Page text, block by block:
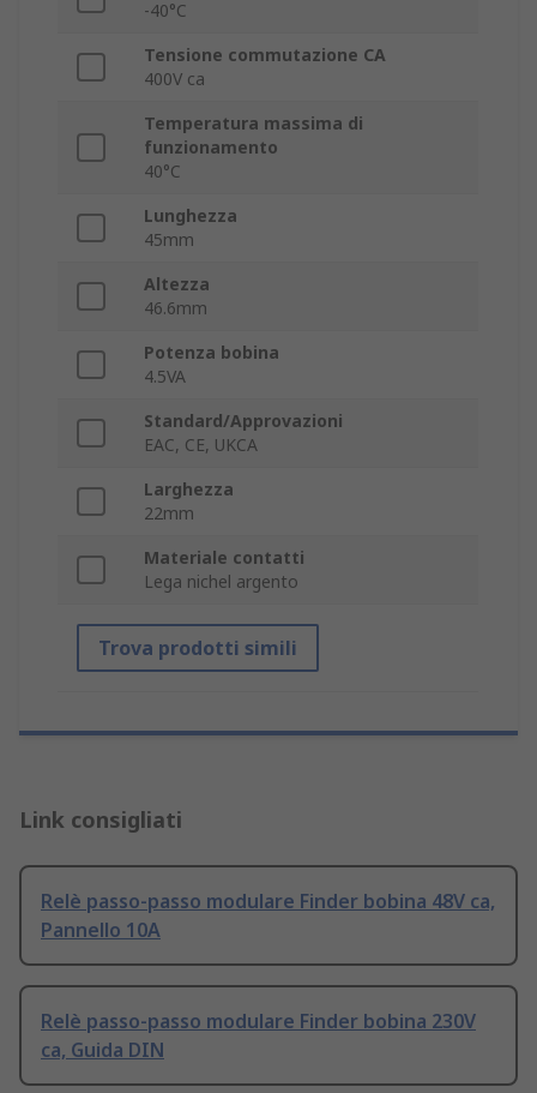
-40°C
Tensione commutazione CA
400V ca
Temperatura massima di
funzionamento
40°C
Lunghezza
45mm
Altezza
46.6mm
Potenza bobina
4.5VA
Standard/Approvazioni
EAC, CE, UKCA
Larghezza
22mm
Materiale contatti
Lega nichel argento
Trova prodotti simili
Link consigliati
Relè passo-passo modulare Finder bobina 48V ca,
Pannello 10A
Relè passo-passo modulare Finder bobina 230V
ca, Guida DIN